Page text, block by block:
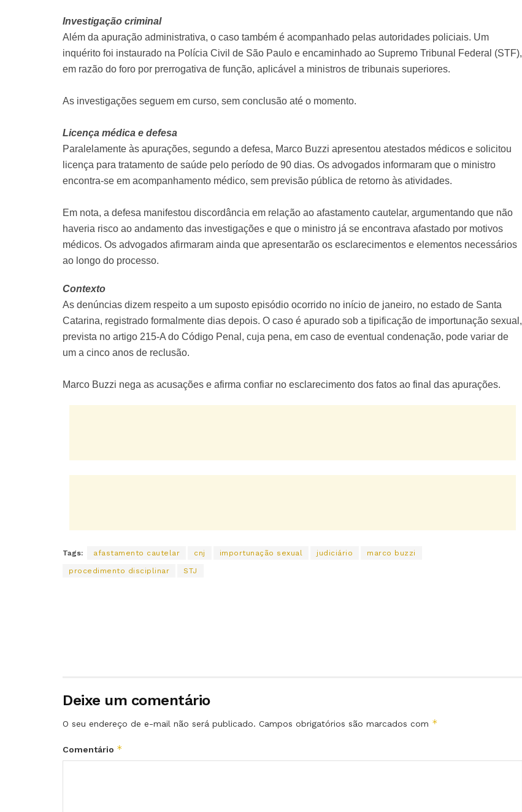
Investigação criminal
Além da apuração administrativa, o caso também é acompanhado pelas autoridades policiais. Um
inquérito foi instaurado na Polícia Civil de São Paulo e encaminhado ao Supremo Tribunal Federal (STF),
em razão do foro por prerrogativa de função, aplicável a ministros de tribunais superiores.
As investigações seguem em curso, sem conclusão até o momento.
Licença médica e defesa
Paralelamente às apurações, segundo a defesa, Marco Buzzi apresentou atestados médicos e solicitou
licença para tratamento de saúde pelo período de 90 dias. Os advogados informaram que o ministro
encontra-se em acompanhamento médico, sem previsão pública de retorno às atividades.
Em nota, a defesa manifestou discordância em relação ao afastamento cautelar, argumentando que não
haveria risco ao andamento das investigações e que o ministro já se encontrava afastado por motivos
médicos. Os advogados afirmaram ainda que apresentarão os esclarecimentos e elementos necessários
ao longo do processo.
Contexto
As denúncias dizem respeito a um suposto episódio ocorrido no início de janeiro, no estado de Santa
Catarina, registrado formalmente dias depois. O caso é apurado sob a tipificação de importunação sexual,
prevista no artigo 215-A do Código Penal, cuja pena, em caso de eventual condenação, pode variar de
um a cinco anos de reclusão.
Marco Buzzi nega as acusações e afirma confiar no esclarecimento dos fatos ao final das apurações.
Tags: afastamento cautelar cnj importunação sexual judiciário marco buzzi
procedimento disciplinar STJ
Deixe um comentário
O seu endereço de e-mail não será publicado. Campos obrigatórios são marcados com *
Comentário *